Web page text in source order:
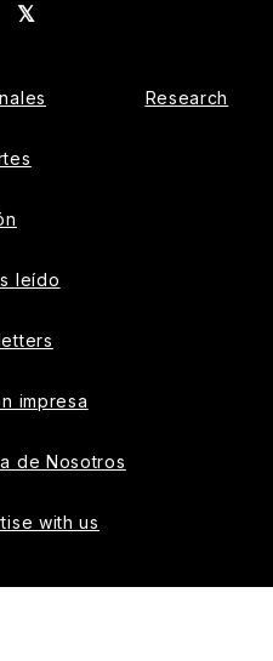
𝕏
leído
impresa
de Nosotros
with us
Research
Latino